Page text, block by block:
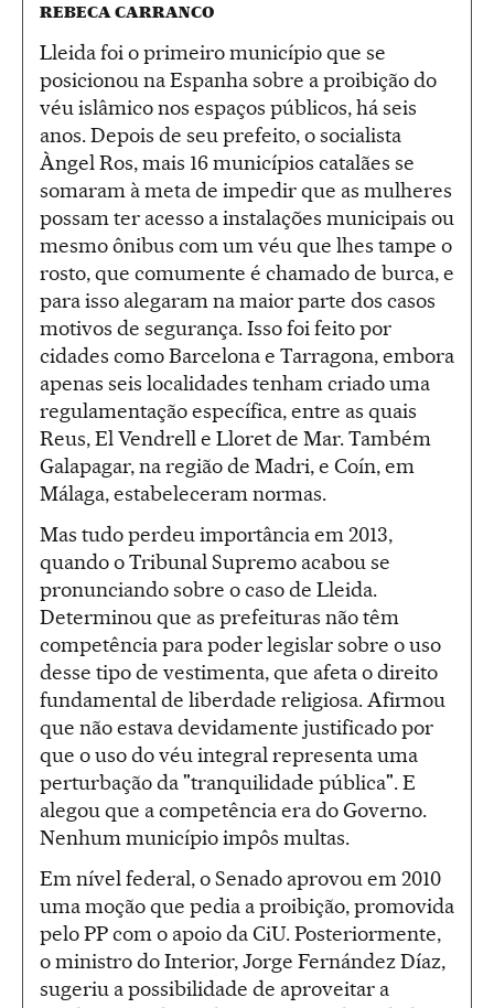
REBECA CARRANCO
Lleida foi o primeiro município que se
posicionou na Espanha sobre a proibição do
véu islâmico nos espaços públicos, há seis
anos. Depois de seu prefeito, o socialista
Àngel Ros, mais 16 municípios catalães se
somaram à meta de impedir que as mulheres
possam ter acesso a instalações municipais ou
mesmo ônibus com um véu que lhes tampe o
rosto, que comumente é chamado de burca, e
para isso alegaram na maior parte dos casos
motivos de segurança. Isso foi feito por
cidades como Barcelona e Tarragona, embora
apenas seis localidades tenham criado uma
regulamentação específica, entre as quais
Reus, El Vendrell e Lloret de Mar. Também
Galapagar, na região de Madri, e Coín, em
Málaga, estabeleceram normas.
Mas tudo perdeu importância em 2013,
quando o Tribunal Supremo acabou se
pronunciando sobre o caso de Lleida.
Determinou que as prefeituras não têm
competência para poder legislar sobre o uso
desse tipo de vestimenta, que afeta o direito
fundamental de liberdade religiosa. Afirmou
que não estava devidamente justificado por
que o uso do véu integral representa uma
perturbação da "tranquilidade pública". E
alegou que a competência era do Governo.
Nenhum município impôs multas.
Em nível federal, o Senado aprovou em 2010
uma moção que pedia a proibição, promovida
pelo PP com o apoio da CiU. Posteriormente,
o ministro do Interior, Jorge Fernández Díaz,
sugeriu a possibilidade de aproveitar a